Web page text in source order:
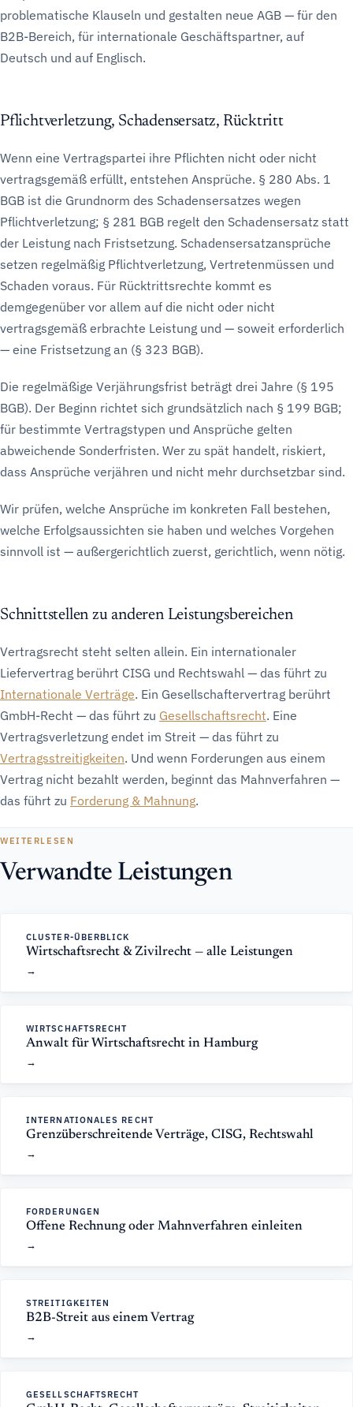
problematische Klauseln und gestalten neue AGB — für den
B2B-Bereich, für internationale Geschäftspartner, auf
Deutsch und auf Englisch.
Pflichtverletzung, Schadensersatz, Rücktritt
Wenn eine Vertragspartei ihre Pflichten nicht oder nicht
vertragsgemäß erfüllt, entstehen Ansprüche. § 280 Abs. 1
BGB ist die Grundnorm des Schadensersatzes wegen
Pflichtverletzung; § 281 BGB regelt den Schadensersatz statt
der Leistung nach Fristsetzung. Schadensersatzansprüche
setzen regelmäßig Pflichtverletzung, Vertretenmüssen und
Schaden voraus. Für Rücktrittsrechte kommt es
demgegenüber vor allem auf die nicht oder nicht
vertragsgemäß erbrachte Leistung und — soweit erforderlich
— eine Fristsetzung an (§ 323 BGB).
Die regelmäßige Verjährungsfrist beträgt drei Jahre (§ 195
BGB). Der Beginn richtet sich grundsätzlich nach § 199 BGB;
für bestimmte Vertragstypen und Ansprüche gelten
abweichende Sonderfristen. Wer zu spät handelt, riskiert,
dass Ansprüche verjähren und nicht mehr durchsetzbar sind.
Wir prüfen, welche Ansprüche im konkreten Fall bestehen,
welche Erfolgsaussichten sie haben und welches Vorgehen
sinnvoll ist — außergerichtlich zuerst, gerichtlich, wenn nötig.
Schnittstellen zu anderen Leistungsbereichen
Vertragsrecht steht selten allein. Ein internationaler
Liefervertrag berührt CISG und Rechtswahl — das führt zu
Internationale Verträge. Ein Gesellschaftervertrag berührt
GmbH-Recht — das führt zu Gesellschaftsrecht. Eine
Vertragsverletzung endet im Streit — das führt zu
Vertragsstreitigkeiten. Und wenn Forderungen aus einem
Vertrag nicht bezahlt werden, beginnt das Mahnverfahren —
das führt zu Forderung & Mahnung.
WEITERLESEN
Verwandte Leistungen
CLUSTER-ÜBERBLICK
Wirtschaftsrecht & Zivilrecht — alle Leistungen
WIRTSCHAFTSRECHT
Anwalt für Wirtschaftsrecht in Hamburg
INTERNATIONALES RECHT
Grenzüberschreitende Verträge, CISG, Rechtswahl
FORDERUNGEN
Offene Rechnung oder Mahnverfahren einleiten
STREITIGKEITEN
B2B-Streit aus einem Vertrag
GESELLSCHAFTSRECHT